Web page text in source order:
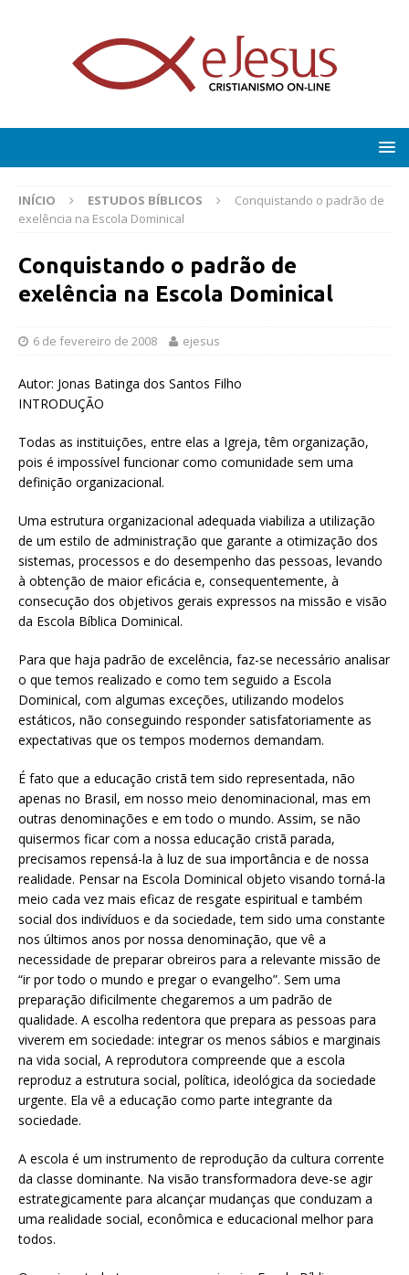
INÍCIO ESTUDOS BÍBLICOS
Conquistando o padrão de
exelência na Escola Dominical
Conquistando o padrão de
exelência na Escola Dominical
6 de fevereiro de 2008 ejesus
Autor: Jonas Batinga dos Santos Filho
INTRODUÇÃO
Todas as instituições, entre elas a Igreja, têm organização,
pois é impossível funcionar como comunidade sem uma
definição organizacional.
Uma estrutura organizacional adequada viabiliza a utilização
de um estilo de administração que garante a otimização dos
sistemas, processos e do desempenho das pessoas, levando
à obtenção de maior eficácia e, consequentemente, à
consecução dos objetivos gerais expressos na missão e visão
da Escola Bíblica Dominical.
Para que haja padrão de excelência, faz-se necessário analisar
o que temos realizado e como tem seguido a Escola
Dominical, com algumas exceções, utilizando modelos
estáticos, não conseguindo responder satisfatoriamente as
expectativas que os tempos modernos demandam.
É fato que a educação cristã tem sido representada, não
apenas no Brasil, em nosso meio denominacional, mas em
outras denominações e em todo o mundo. Assim, se não
quisermos ficar com a nossa educação cristã parada,
precisamos repensá-la à luz de sua importância e de nossa
realidade. Pensar na Escola Dominical objeto visando torná-la
meio cada vez mais eficaz de resgate espiritual e também
social dos indivíduos e da sociedade, tem sido uma constante
nos últimos anos por nossa denominação, que vê a
necessidade de preparar obreiros para a relevante missão de
“ir por todo o mundo e pregar o evangelho”. Sem uma
preparação dificilmente chegaremos a um padrão de
qualidade. A escolha redentora que prepara as pessoas para
viverem em sociedade: integrar os menos sábios e marginais
na vida social, A reprodutora compreende que a escola
reproduz a estrutura social, política, ideológica da sociedade
urgente. Ela vê a educação como parte integrante da
sociedade.
A escola é um instrumento de reprodução da cultura corrente
da classe dominante. Na visão transformadora deve-se agir
estrategicamente para alcançar mudanças que conduzam a
uma realidade social, econômica e educacional melhor para
todos.